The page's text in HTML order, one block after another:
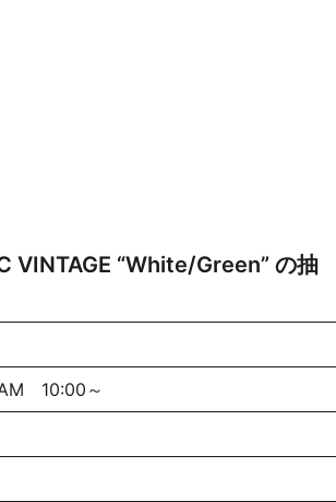
VINTAGE “White/Green” の抽
10:00～